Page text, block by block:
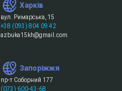
Харків
вул. Римарська, 15
+38 (093) 804 09 42
azbuka15kh@gmail.com
Запоріжжя
пр-т Соборний 177
(073) 600-43-68